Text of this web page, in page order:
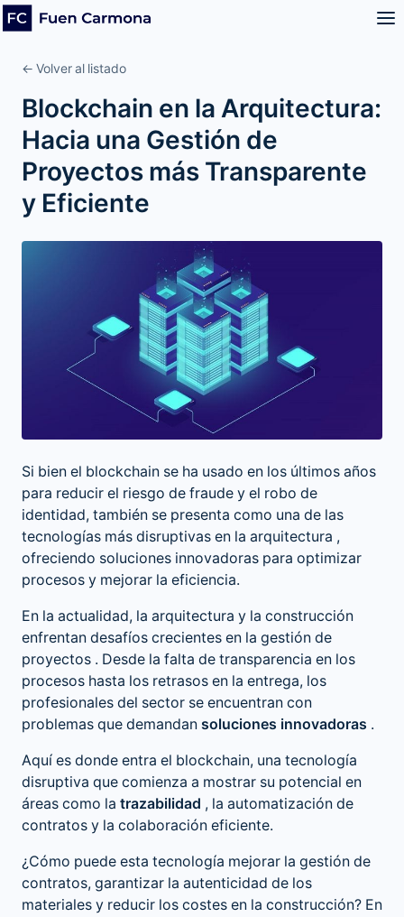
← Volver al listado
Blockchain en la Arquitectura:
Hacia una Gestión de
Proyectos más Transparente
y Eficiente
Si bien el blockchain se ha usado en los últimos años
para reducir el riesgo de fraude y el robo de
identidad, también se presenta como una de las
tecnologías más disruptivas en la arquitectura ,
ofreciendo soluciones innovadoras para optimizar
procesos y mejorar la eficiencia.
En la actualidad, la arquitectura y la construcción
enfrentan desafíos crecientes en la gestión de
proyectos . Desde la falta de transparencia en los
procesos hasta los retrasos en la entrega, los
profesionales del sector se encuentran con
problemas que demandan soluciones innovadoras .
Aquí es donde entra el blockchain, una tecnología
disruptiva que comienza a mostrar su potencial en
áreas como la trazabilidad , la automatización de
contratos y la colaboración eficiente.
¿Cómo puede esta tecnología mejorar la gestión de
contratos, garantizar la autenticidad de los
materiales y reducir los costes en la construcción? En